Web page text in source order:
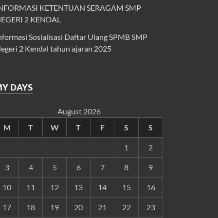
KETENTUAN SERAGAM SMP
2 KENDAL
Sosialisasi Daftar Ulang SPMB SMP
2 Kendal tahun ajaran 2025
DAYS
August 2026
M
T W T F S S
1 2
3 4 5 6 7 8 9
10 11 12 13 14 15 16
17 18 19 20 21 22 23